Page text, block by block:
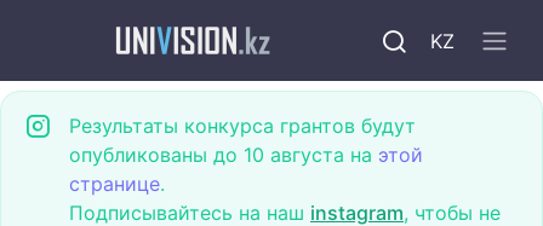
KZ
Результаты конкурса грантов будут
опубликованы до 10 августа на этой
странице.
Подписывайтесь на наш instagram, чтобы не